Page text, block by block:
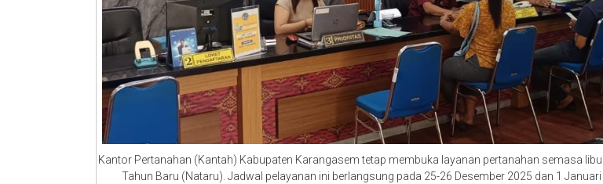
Kantor Pertanahan (Kantah) Kabupaten Karangasem tetap membuka layanan pertanahan semasa
Tahun Baru (Nataru). Jadwal pelayanan ini berlangsung pada 25-26 Desember 2025 dan 1 Januari